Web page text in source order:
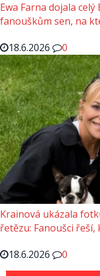
Ewa Farna dojala
fanouškům sen, na
18.6.2026
0
Krainová ukázala
řetězu: Fanoušci řeší,
18.6.2026
0